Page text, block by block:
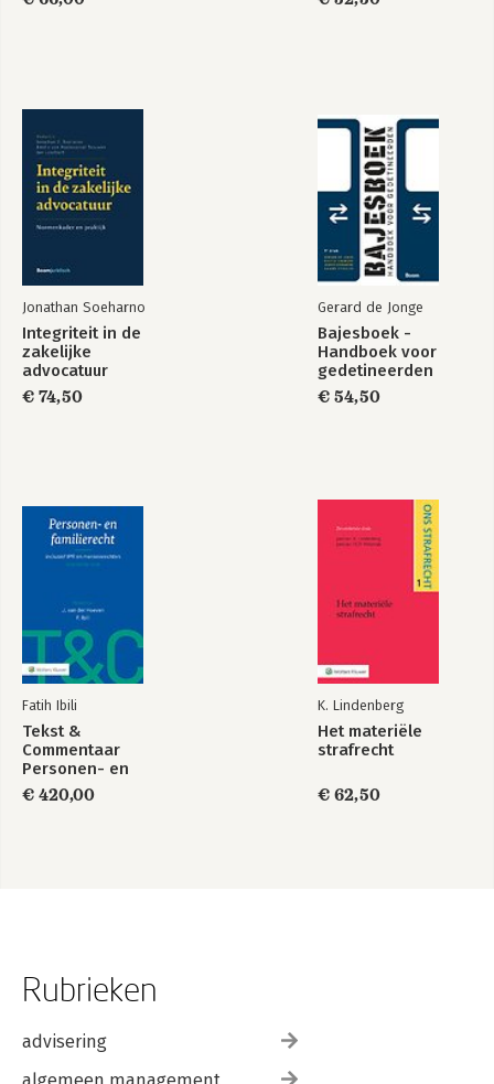
Jonathan Soeharno
Integriteit in de
zakelijke
advocatuur
€ 74,50
Gerard de Jonge
Bajesboek -
Handboek voor
gedetineerden
€ 54,50
Fatih Ibili
Tekst &
Commentaar
Personen- en
Familierecht
€ 420,00
K. Lindenberg
Het materiële
strafrecht
€ 62,50
Rubrieken
advisering